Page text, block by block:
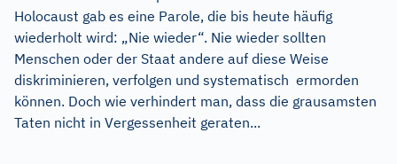
Holocaust gab es eine Parole, die bis heute häufig
wiederholt wird: „Nie wieder“. Nie wieder sollten
Menschen oder der Staat andere auf diese Weise
diskriminieren, verfolgen und systematisch ermorden
können. Doch wie verhindert man, dass die grausamsten
Taten nicht in Vergessenheit geraten...